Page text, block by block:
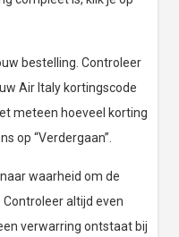
bestelling. Controleer
Air Italy kortingscode
meteen hoeveel korting
op “Verdergaan”.
waarheid om de
altijd even
verwarring ontstaat bij